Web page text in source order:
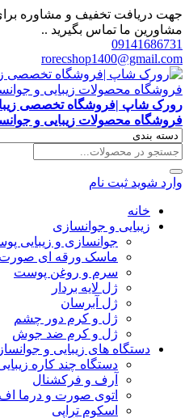
جهت دریافت تخفیف و مشاوره
مشاورین ما تماس بگیرید ..
09141686731
rorecshop1400@gmail.com
رورک شاپ |فروشگاه تخصصی
فروشگاه محصولات زیبایی و
وارد شوید ثبت نام
خانه
زیبایی و جوانسازی
جوانسازی و زیبایی
ماسک ورقه ای صورت
سرم و روغن پوست
ژل لایه بردار
ژل آبرسان
ژل و کرم دور چشم
ژل و کرم ضد جوش
دستگاه های زیبایی و
دستگاه چند کاره
آرف و فرکشنال
اتوی صورت و درما اف
اسکوم تراپی